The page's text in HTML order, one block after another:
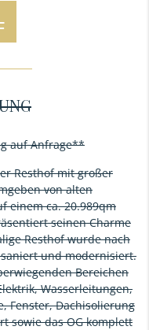
auf Anfrage**
Resthof mit großer
von alten
einem ca. 20.989qm
seinen Charme
Resthof wurde nach
und modernisiert.
Bereichen
Wasserleitungen,
Fenster, Dachisolierung
sowie das OG komplett